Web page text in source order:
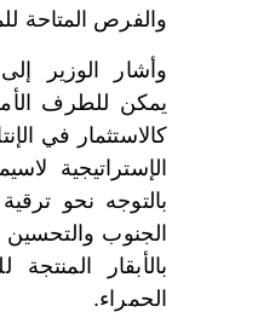
والفرص المتاحة
وأشار الوزير
يمكن للطرف
كالاستثمار في
الإستراتيجية
بالتوجه نحو
الجنوب
بالأبقار
الحمراء.